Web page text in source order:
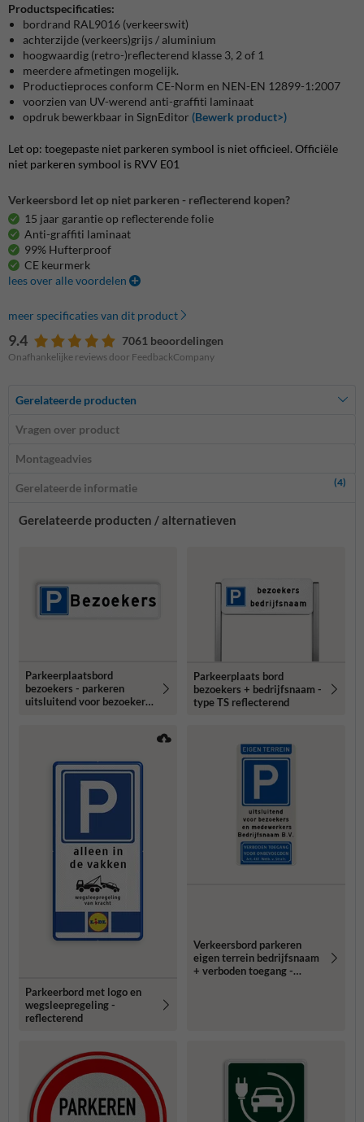
Productspecificaties:
bordrand RAL9016 (verkeerswit)
achterzijde (verkeers)grijs / aluminium
hoogwaardig (retro-)reflecterend klasse 3, 2 of 1
meerdere afmetingen mogelijk.
Productieproces conform CE-Norm en NEN-EN 12899-1:2007
voorzien van UV-werend anti-graffiti laminaat
opdruk bewerkbaar in SignEditor (Bewerk product>)
Let op: toegepaste niet parkeren symbool is niet officieel. Officiële
niet parkeren symbool is RVV E01
Verkeersbord let op niet parkeren - reflecterend kopen?
15 jaar garantie op reflecterende folie
Anti-graffiti laminaat
99% Hufterproof
CE keurmerk
lees over alle voordelen
meer specificaties van dit product
9.4 7061 beoordelingen
Onafhankelijke reviews door FeedbackCompany
Gerelateerde producten
Vragen over product
Montageadvies
Gerelateerde informatie (4)
Gerelateerde producten / alternatieven
Parkeerplaatsbord
bezoekers - parkeren
uitsluitend voor bezoekers
Parkeerplaats bord
bezoekers + bedrijfsnaam -
type TS reflecterend
Parkeerbord met logo en
wegsleepregeling -
reflecterend
Verkeersbord parkeren
eigen terrein bedrijfsnaam
+ verboden toegang -